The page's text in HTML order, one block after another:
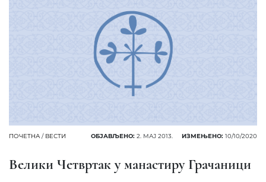
ПОЧЕТНА / ВЕСТИ ОБЈАВЉЕНО: 2. МАЈ 2013. ИЗМЕЊЕНО: 10/10/2020
Велики Четвртак у манастиру Грачаници